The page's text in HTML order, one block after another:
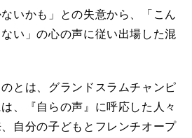
いかも」との失意から、「こん
い」の心の声に従い出場した混
とは、グランドスラムチャンピ
、『自らの声』に呼応した人々
自分の子どもとフレンチオープ